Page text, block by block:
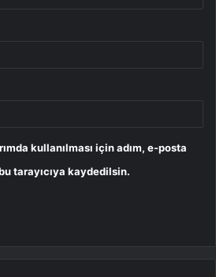
kullanılması için adım, e-posta
tarayıcıya kaydedilsin.